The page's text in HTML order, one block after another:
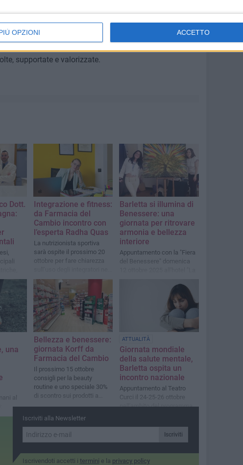
OPZIONI ACCETTO
di riferimento per chi desidera prendersi cura di sé
innovative e l'esperienza di professionisti qualificati.
per la salute e il benessere si rinnova, offrendo
supportate e valorizzate.
Dott.
Integrazione e fitness:
da Farmacia del
Cambio incontro con
l’esperta Radha Quas
La nutrizionista sportiva
sarà ospite il prossimo 20
ottobre per fare chiarezza
fitness e nella vita
quotidiana
Barletta si illumina di
Benessere: una
giornata per ritrovare
armonia e bellezza
interiore
Appuntamento con la "Fiera
del Benessere" domenica
una
al
Bellezza e benessere:
giornata Korff da
Farmacia del Cambio
Il prossimo 15 ottobre
consigli per la beauty
routine e uno speciale 30%
di scontro sui prodotti a
ATTUALITÀ
Giornata mondiale
della salute mentale,
Barletta ospita un
incontro nazionale
Appuntamento al Teatro
Curci il 24-25-26 ottobre
nell'ambito del programma
Iscriviti alla Newsletter
Iscriviti
Iscrivendoti accetti i termini e la privacy policy